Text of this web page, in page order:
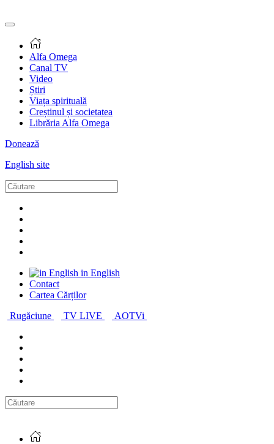
Alfa Omega
Canal TV
Video
Știri
Viața spirituală
Creștinul și societatea
Librăria Alfa Omega
Donează
English site
in English
Contact
Cartea Cărților
Rugăciune
TV LIVE AOTVi